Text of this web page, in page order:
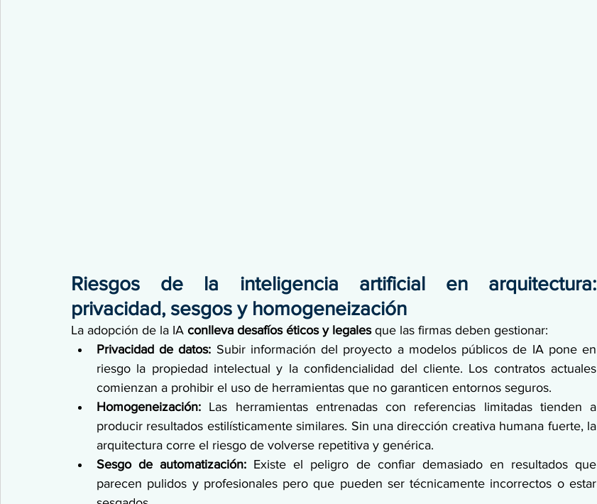
Riesgos de la inteligencia artificial en arquitectura:
privacidad, sesgos y homogeneización
La adopción de la IA conlleva desafíos éticos y legales que las firmas deben gestionar:
Privacidad de datos: Subir información del proyecto a modelos públicos de IA pone en
riesgo la propiedad intelectual y la confidencialidad del cliente. Los contratos actuales
comienzan a prohibir el uso de herramientas que no garanticen entornos seguros.
Homogeneización: Las herramientas entrenadas con referencias limitadas tienden a
producir resultados estilísticamente similares. Sin una dirección creativa humana fuerte, la
arquitectura corre el riesgo de volverse repetitiva y genérica.
Sesgo de automatización: Existe el peligro de confiar demasiado en resultados que
parecen pulidos y profesionales pero que pueden ser técnicamente incorrectos o estar